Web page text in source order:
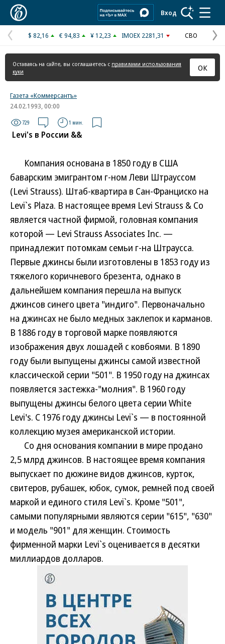
Вход
Предыдущая
страница
$ 82,16 € 94,83 ¥ 12,23 IMOEX 2281,31 СВО
Оставаясь на сайте, вы соглашаетесь с правилами использования
куки
ОК
Газета «Коммерсантъ»
24.02.1993, 00:00
729 1 мин.
Levi's в России &&
Компания основана в 1850 году в США
баварским эмигрантом г-ном Леви Штрауссом
(Levi Strauss). Штаб-квартира в Сан-Франциско на
Levi`s Plaza. В настоящее время Levi Strauss & Co
является частной фирмой, головная компания
которой — Levi Strauss Associates Inc. —
принадлежит потомкам семьи г-на Штраусса.
Первые джинсы были изготовлены в 1853 году из
тяжелого коричневого брезента, однако в
дальнейшем компания перешла на выпуск
джинсов синего цвета "индиго". Первоначально
на джинсах не было медных заклепок и карманов.
В 1886 году в торговой марке появляются
изображения двух лошадей с ковбоями. В 1890
году были выпущены джинсы самой известной
классической серии "501". В 1950 году на джинсах
появляется застежка-"молния". В 1960 году
выпущены джинсы белого цвета серии White
Levi's. С 1976 году джинсы Levi`s — в постоянной
коллекцию музея американской истории.
Со дня основания компании в мире продано
2,5 млрд джинсов. В настоящее время компания
выпускает по дюжине видов джинсов, курток,
свитеров, рубашек, юбок, сумок, ремней под своей
маркой и единого стиля Levi`s. Кроме "501",
самыми популярными являются серии "615", "630"
и модель "901" для женщин. Стоимость
фирменной марки Levi`s оценивается в десятки
миллиардов долларов.